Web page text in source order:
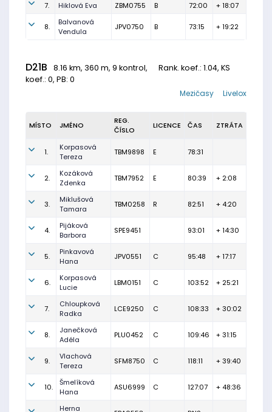
7. Hiklová Eva ZBM0755 B 72:00 + 18:07
8.
Balvanová
Vendula
JPV0750 B 73:15 + 19:22
D21B 8.16 km, 360 m, 9 kontrol, Rank. koef.: 1.04, KS
koef.: 0, PB: 0
Livelox
Mezičasy
MÍSTO JMÉNO
REG.
ČÍSLO
LICENCE ČAS ZTRÁTA
1.
Korpasová
Tereza
TBM9898 E 78:31
2.
Kozáková
Zdenka
TBM7952 E 80:39 + 2:08
3.
Miklušová
Tamara
TBM0258 R 82:51 + 4:20
4.
Pijáková
Barbora
SPE9451 93:01 + 14:30
5.
Pinkavová
Hana
JPV0551 C 95:48 + 17:17
6.
Korpasová
Lucie
LBM0151 C 103:52 + 25:21
7.
Chloupková
Radka
LCE9250 C 108:33 + 30:02
8.
Janečková
Adéla
PLU0452 C 109:46 + 31:15
9.
Vlachová
Tereza
SFM8750 C 118:11 + 39:40
10.
Šmelíková
Hana
ASU6999 C 127:07 + 48:36
Herna